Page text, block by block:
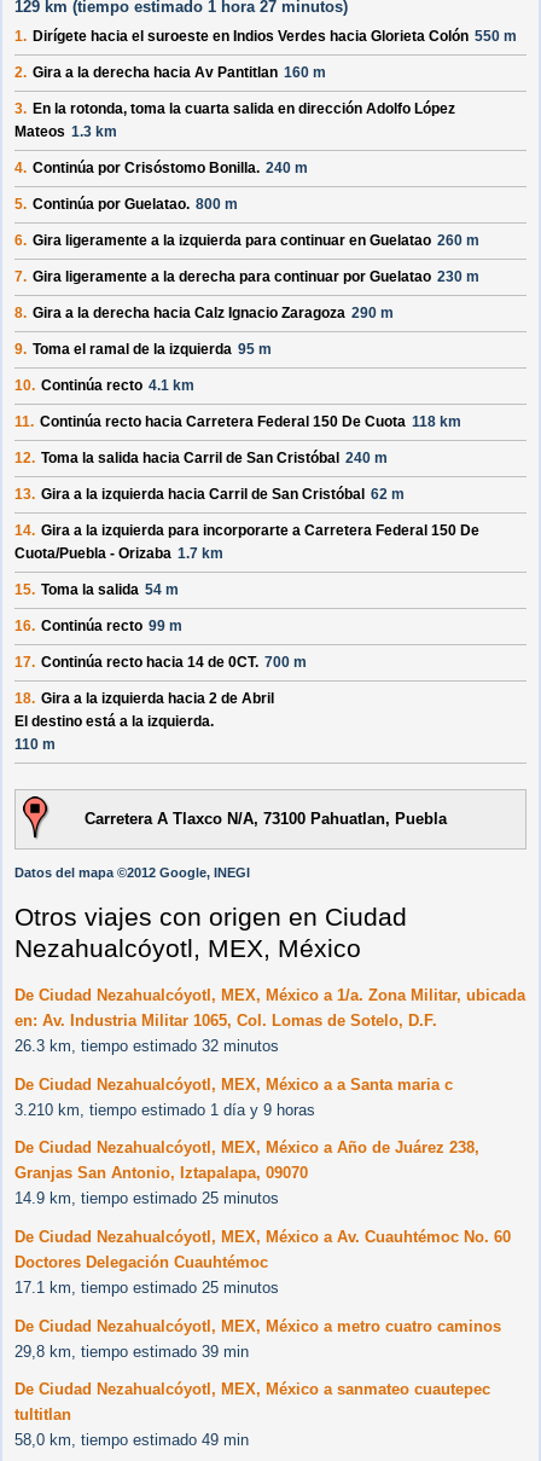
129 km (tiempo estimado 1 hora 27 minutos)
1. Dirígete hacia el suroeste en Indios Verdes hacia Glorieta Colón 550 m
2. Gira a la derecha hacia Av Pantitlan 160 m
3. En la rotonda, toma la cuarta salida en dirección Adolfo López
Mateos 1.3 km
4. Continúa por Crisóstomo Bonilla. 240 m
5. Continúa por Guelatao. 800 m
6. Gira ligeramente a la izquierda para continuar en Guelatao 260 m
7. Gira ligeramente a la derecha para continuar por Guelatao 230 m
8. Gira a la derecha hacia Calz Ignacio Zaragoza 290 m
9. Toma el ramal de la izquierda 95 m
10. Continúa recto 4.1 km
11. Continúa recto hacia Carretera Federal 150 De Cuota 118 km
12. Toma la salida hacia Carril de San Cristóbal 240 m
13. Gira a la izquierda hacia Carril de San Cristóbal 62 m
14. Gira a la izquierda para incorporarte a Carretera Federal 150 De
Cuota/Puebla - Orizaba 1.7 km
15. Toma la salida 54 m
16. Continúa recto 99 m
17. Continúa recto hacia 14 de 0CT. 700 m
18. Gira a la izquierda hacia 2 de Abril
El destino está a la izquierda.
110 m
Carretera A Tlaxco N/A, 73100 Pahuatlan, Puebla
Datos del mapa ©2012 Google, INEGI
Otros viajes con origen en Ciudad
Nezahualcóyotl, MEX, México
De Ciudad Nezahualcóyotl, MEX, México a 1/a. Zona Militar, ubicada
en: Av. Industria Militar 1065, Col. Lomas de Sotelo, D.F.
26.3 km, tiempo estimado 32 minutos
De Ciudad Nezahualcóyotl, MEX, México a a Santa maria c
3.210 km, tiempo estimado 1 día y 9 horas
De Ciudad Nezahualcóyotl, MEX, México a Año de Juárez 238,
Granjas San Antonio, Iztapalapa, 09070
14.9 km, tiempo estimado 25 minutos
De Ciudad Nezahualcóyotl, MEX, México a Av. Cuauhtémoc No. 60
Doctores Delegación Cuauhtémoc
17.1 km, tiempo estimado 25 minutos
De Ciudad Nezahualcóyotl, MEX, México a metro cuatro caminos
29,8 km, tiempo estimado 39 min
De Ciudad Nezahualcóyotl, MEX, México a sanmateo cuautepec
tultitlan
58,0 km, tiempo estimado 49 min